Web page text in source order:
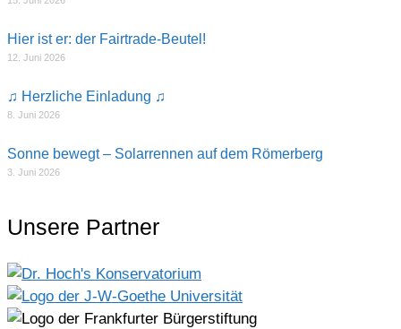
Hier ist er: der Fairtrade-Beutel!
12. Juni 2026
♫ Herzliche Einladung ♫
8. Juni 2026
Sonne bewegt – Solarrennen auf dem Römerberg
3. Juni 2026
Unsere Partner